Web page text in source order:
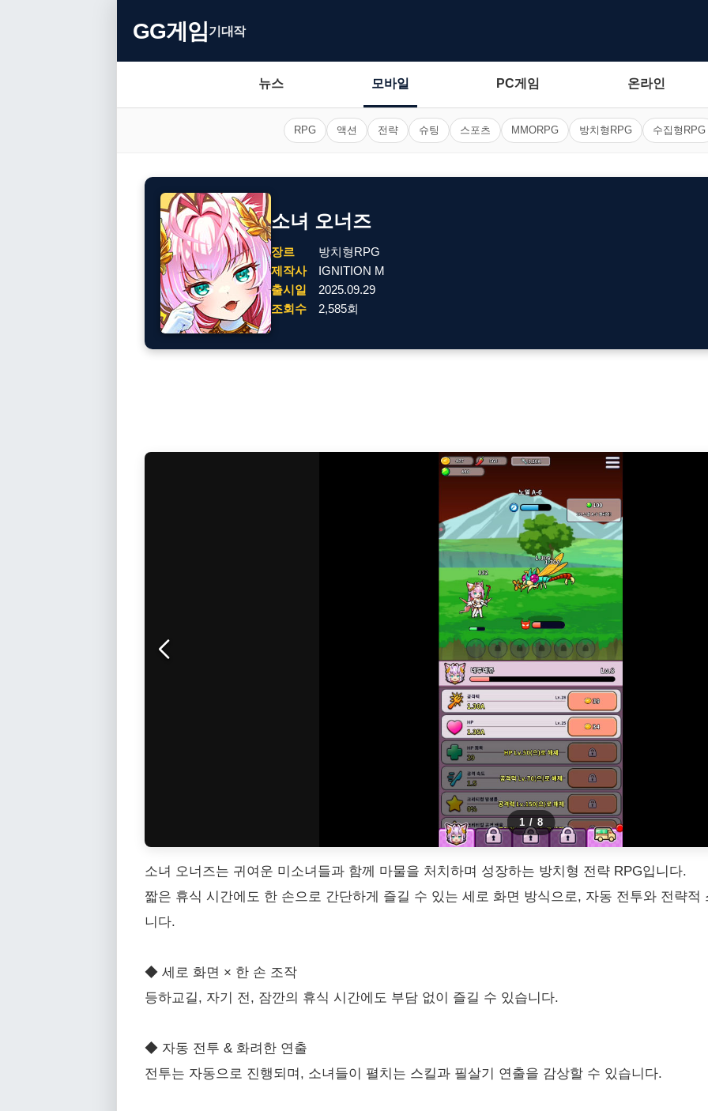
GG게임기대작
뉴스 모바일 PC게임 온라인
RPG 액션 전략 슈팅 스포츠 MMORPG 방치형RPG 수집형RPG
소녀 오너즈
장르
방치형RPG
제작사
IGNITION M
출시일
2025.09.29
조회수
2,585회
1 / 8
소녀 오너즈는 귀여운 미소녀들과 함께 마물을 처치하며 성장하는 방치형 전략 RPG입니다.
짧은 휴식 시간에도 한 손으로 간단하게 즐길 수 있는 세로 화면 방식으로, 자동 전투와 전략
니다.
◆ 세로 화면 × 한 손 조작
등하교길, 자기 전, 잠깐의 휴식 시간에도 부담 없이 즐길 수 있습니다.
◆ 자동 전투 & 화려한 연출
전투는 자동으로 진행되며, 소녀들이 펼치는 스킬과 필살기 연출을 감상할 수 있습니다.